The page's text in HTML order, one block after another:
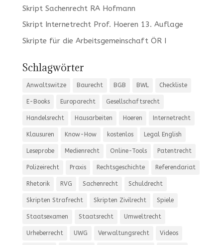
Skript Sachenrecht RA Hofmann
Skript Internetrecht Prof. Hoeren 13. Auflage
Skripte für die Arbeitsgemeinschaft ÖR I
Schlagwörter
Anwaltswitze Baurecht BGB BWL Checkliste
E-Books Europarecht Gesellschaftsrecht
Handelsrecht Hausarbeiten Hoeren Internetrecht
Klausuren Know-How kostenlos Legal English
Leseprobe Medienrecht Online-Tools Patentrecht
Polizeirecht Praxis Rechtsgeschichte Referendariat
Rhetorik RVG Sachenrecht Schuldrecht
Skripten Strafrecht Skripten Zivilrecht Spiele
Staatsexamen Staatsrecht Umweltrecht
Urheberrecht UWG Verwaltungsrecht Videos